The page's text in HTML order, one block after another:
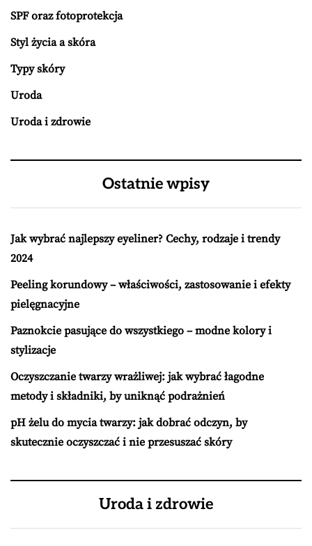
SPF oraz fotoprotekcja
Styl życia a skóra
Typy skóry
Uroda
Uroda i zdrowie
Ostatnie wpisy
Jak wybrać najlepszy eyeliner? Cechy, rodzaje i trendy
2024
Peeling korundowy – właściwości, zastosowanie i efekty
pielęgnacyjne
Paznokcie pasujące do wszystkiego – modne kolory i
stylizacje
Oczyszczanie twarzy wrażliwej: jak wybrać łagodne
metody i składniki, by uniknąć podrażnień
pH żelu do mycia twarzy: jak dobrać odczyn, by
skutecznie oczyszczać i nie przesuszać skóry
Uroda i zdrowie